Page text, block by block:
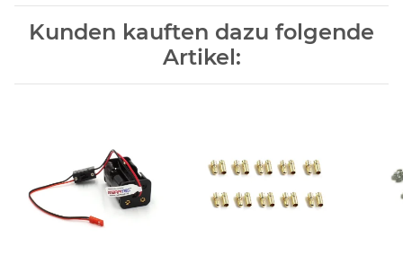
Kunden kauften dazu folgende
Artikel: